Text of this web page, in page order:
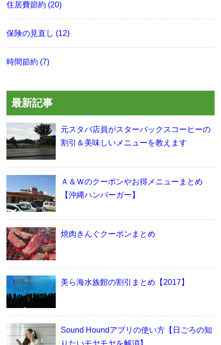
住居費節約 (20)
保険の見直し (12)
時間節約 (7)
最新記事
元スタバ店員がスターバックスコーヒーの
割引＆美味しいメニューを教えます
Ａ＆Ｗのクーポンやお得メニューまとめ
【沖縄ハンバーガー】
焼肉きんぐクーポンまとめ
美ら海水族館の割引まとめ【2017】
Sound Houndアプリの使い方【日ごろの知
りたいモヤモヤを解消】